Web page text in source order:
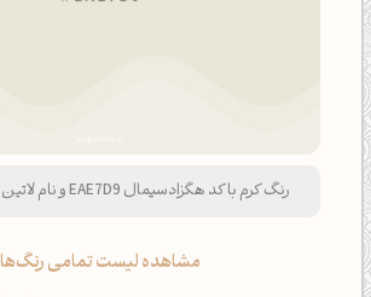
رنگ کرم با کد هگزادسیمال EAE7D9 و نام لاتین Cream Color
مشاهده لیست تمامی رنگ‌ها